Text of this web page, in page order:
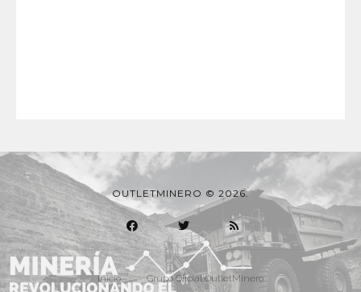
OUTLETMINERO © 2026.
Inicio Grupo Oficial OutletMinero